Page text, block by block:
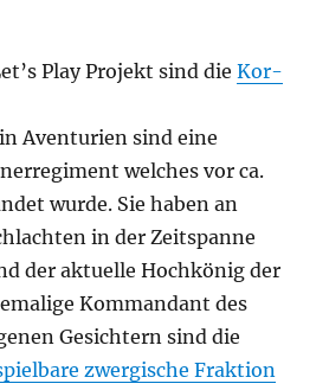
Play Projekt sind dieKor-
Aventurien sind eine
welches vor ca.
wurde. Sie haben an
in der Zeitspanne
der aktuelle Hochkönig der
Kommandant des
Gesichtern sind die
zwergische Fraktion